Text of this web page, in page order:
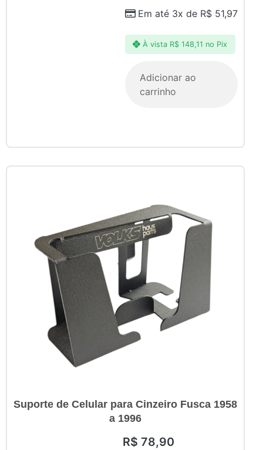
Adicionar ao
carrinho
Em até 3x de R$51,97
À vista R$ 148,11 no Pix
Suporte de Celular para Cinzeiro Fusca 1958
a 1996
R$ 78,90